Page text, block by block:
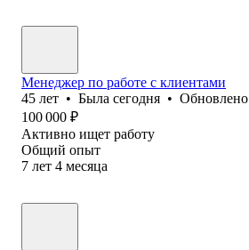
Менеджер по работе с клиентами
45 лет • Была сегодня • Обновлено
100 000 ₽
Активно ищет работу
Общий опыт
7 лет 4 месяца